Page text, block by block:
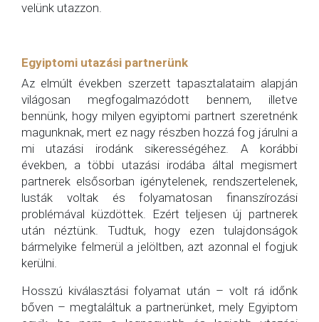
velünk utazzon.
Egyiptomi utazási partnerünk
Az elmúlt években szerzett tapasztalataim alapján
világosan megfogalmazódott bennem, illetve
bennünk, hogy milyen egyiptomi partnert szeretnénk
magunknak, mert ez nagy részben hozzá fog járulni a
mi utazási irodánk sikerességéhez. A korábbi
években, a többi utazási irodába által megismert
partnerek elsősorban igénytelenek, rendszertelenek,
lusták voltak és folyamatosan finanszírozási
problémával küzdöttek. Ezért teljesen új partnerek
után néztünk. Tudtuk, hogy ezen tulajdonságok
bármelyike felmerül a jelöltben, azt azonnal el fogjuk
kerülni.
Hosszú kiválasztási folyamat után – volt rá időnk
bőven – megtaláltuk a partnerünket, mely Egyiptom